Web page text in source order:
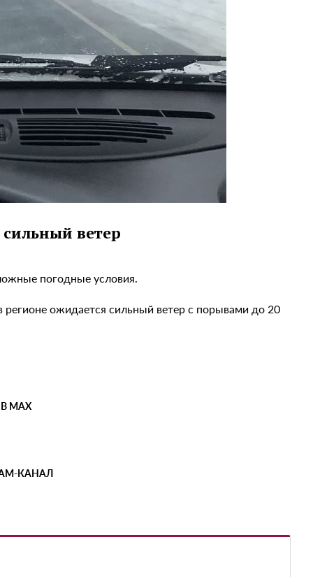
ветер
погодные условия.
ожидается сильный ветер с порывами до 20
MAX
КАНАЛ